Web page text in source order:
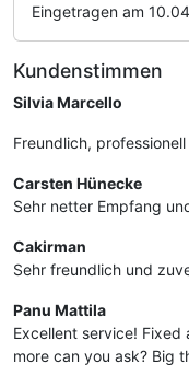
Eingetragen am
Kundenstimmen
Silvia Marcello
Freundlich,
Carsten Hünecke
Sehr netter Empfang
Cakirman
Sehr freundlich und
Panu Mattila
Excellent service!
more can you ask? Big